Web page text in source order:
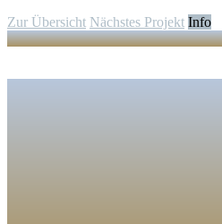
Zur Übersicht Nächstes Projekt Info